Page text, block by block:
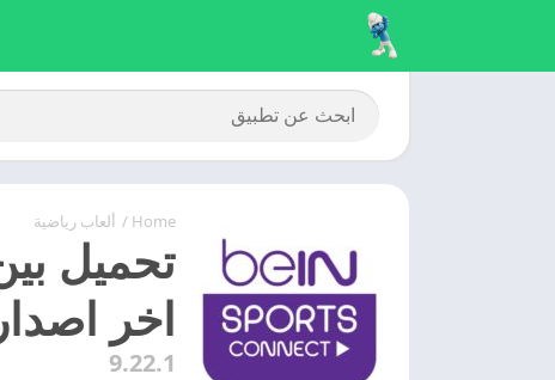
Home
/ ألعاب رياضية
اخر اصدار
9.22.1